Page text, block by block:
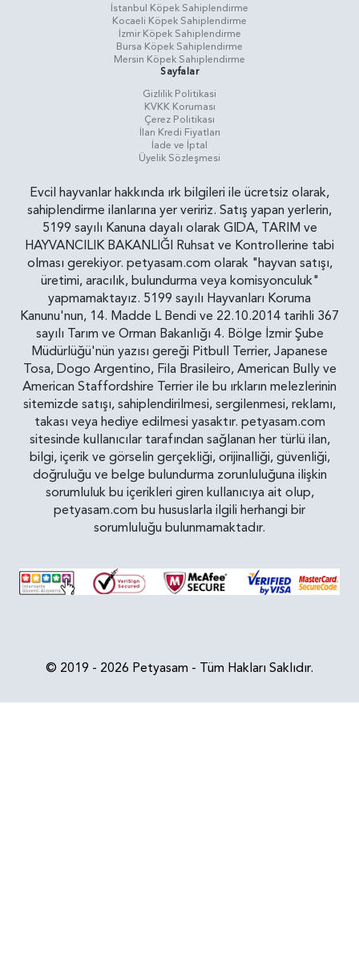
İstanbul Köpek Sahiplendirme
Kocaeli Köpek Sahiplendirme
İzmir Köpek Sahiplendirme
Bursa Köpek Sahiplendirme
Mersin Köpek Sahiplendirme
Sayfalar
Gizlilik Politikasi
KVKK Koruması
Çerez Politikası
İlan Kredi Fiyatları
İade ve İptal
Üyelik Sözleşmesi
Evcil hayvanlar hakkında ırk bilgileri ile ücretsiz olarak,
sahiplendirme ilanlarına yer veririz. Satış yapan yerlerin,
5199 sayılı Kanuna dayalı olarak GIDA, TARIM ve
HAYVANCILIK BAKANLIĞI Ruhsat ve Kontrollerine tabi
olması gerekiyor. petyasam.com olarak "hayvan satışı,
üretimi, aracılık, bulundurma veya komisyonculuk"
yapmamaktayız. 5199 sayılı Hayvanları Koruma
Kanunu'nun, 14. Madde L Bendi ve 22.10.2014 tarihli 367
sayılı Tarım ve Orman Bakanlığı 4. Bölge İzmir Şube
Müdürlüğü'nün yazısı gereği Pitbull Terrier, Japanese
Tosa, Dogo Argentino, Fila Brasileiro, American Bully ve
American Staffordshire Terrier ile bu ırkların melezlerinin
sitemizde satışı, sahiplendirilmesi, sergilenmesi, reklamı,
takası veya hediye edilmesi yasaktır. petyasam.com
sitesinde kullanıcılar tarafından sağlanan her türlü ilan,
bilgi, içerik ve görselin gerçekliği, orijinalliği, güvenliği,
doğruluğu ve belge bulundurma zorunluluğuna ilişkin
sorumluluk bu içerikleri giren kullanıcıya ait olup,
petyasam.com bu hususlarla ilgili herhangi bir
sorumluluğu bulunmamaktadır.
© 2019 - 2026 Petyasam - Tüm Hakları Saklıdır.